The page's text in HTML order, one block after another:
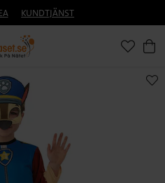
KUNDTJÄNST